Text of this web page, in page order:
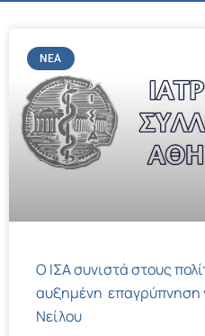
ΝΈΑ
Ο ΙΣΑ συνιστά στους
αυξημένη επαγρύπνηση
Νείλου